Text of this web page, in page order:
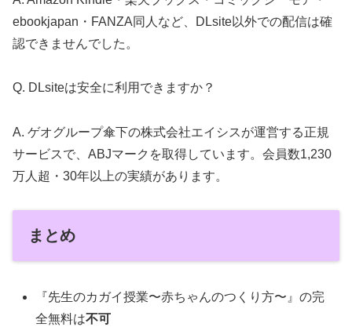
ebookjapan・FANZA同人など、DLsite以外での配信は確
認できませんでした。
Q. DLsiteは安全に利用できますか？
A. ゲオグループ傘下の株式会社エイシスが運営する正規
サービスで、ABJマークを取得しています。会員数1,230
万人超・30年以上の実績があります。
まとめ
『先生のカガイ授業〜赤ちゃんのつくり方〜』の完
全無料は不可